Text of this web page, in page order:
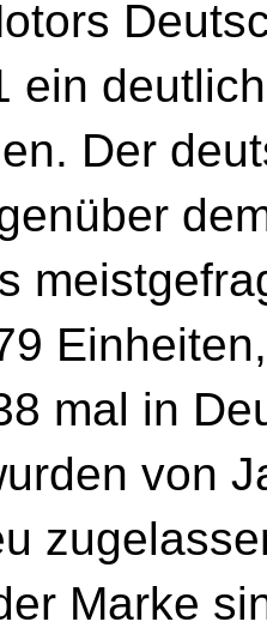
ein
Der
mal in
von
Marke